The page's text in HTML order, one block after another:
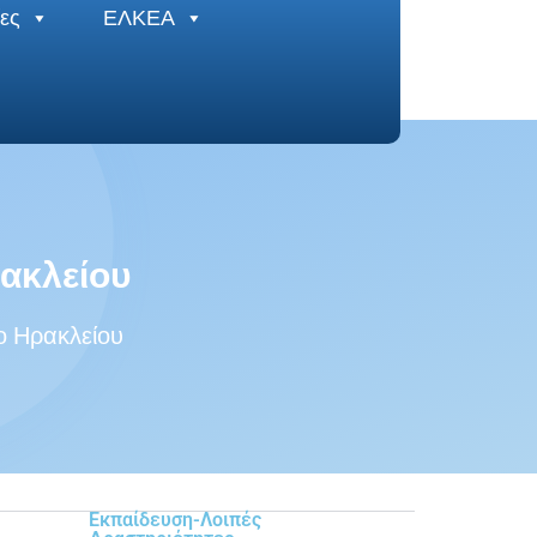
ΕΛΚΕΑ
Ηρακλείου
Εκπαίδευση-Λοιπές